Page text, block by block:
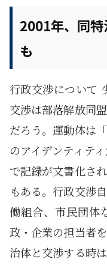
2001年、同
も
行政交渉について
交渉は部落解放同
だろう。運動体は
のアイデンティテ
で記録が文書化さ
もある。行政交渉
働組合、市民団体
政・企業の担当者
治体と交渉する時